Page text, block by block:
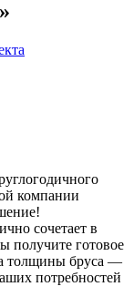
компании
сочетает в
получите готовое
толщины бруса —
потребностей